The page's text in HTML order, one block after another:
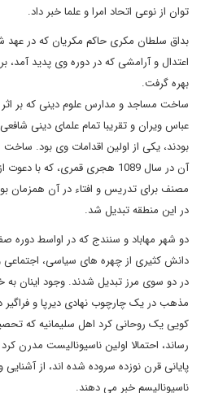
توان از نوعی اتحاد امرا و علما خبر داد.
بداق سلطان مکری حاکم مکریان که در
اعتدال و آرامشی که در دوره وی پدید آمد،
بهره گرفت.
ساخت مساجد و مدارس علوم دینی که بر
عباس ویران و تقریبا تمام علمای دینی
بودند، یکی از اولین اقدامات وی بود.
آن در سال 1089 هجری قمری، که
مصنف برای تدریس و افتاء در آن همزمان
در این منطقه تبدیل شد.
دو شهر مهاباد و سنندج که در اواسط
دانش کثیری از چهره های سیاسی،
در دو سوی مرز تبدیل شدند. وجود اینان به
مذهب در یک چارچوب نهادی دیرپا و
کویی یک روحانی کرد اهل سلیمانیه که
رساند، احتمالا اولین ناسیونالیست مدرن
پایانی قرن نوزده سروده شده اند، از
ناسیونالیسم خبر می دهند.